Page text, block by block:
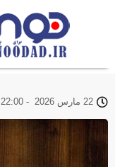
22 مارس 2026 -
22:00